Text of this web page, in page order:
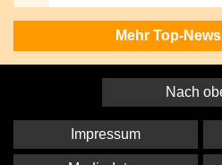
Mehr Top-
Nach
Impressum